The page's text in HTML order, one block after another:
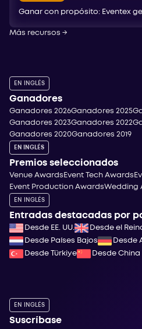
Ganar con propósito: Eventex
Más recursos →
EN INGLÉS
Ganadores
Ganadores 2026Ganadores 2025
Ganadores 2023Ganadores 2022
Ganadores 2020Ganadores 2019
EN INGLÉS
Premios seleccionados
Venue Awards Event Tech Awards
Event Production AwardsWedding
EN INGLÉS
Entradas destacadas por
Desde EE. UU.
Desde el
Desde Países Bajos
Desde
Desde Türkiye
Desde China
EN INGLÉS
Suscríbase